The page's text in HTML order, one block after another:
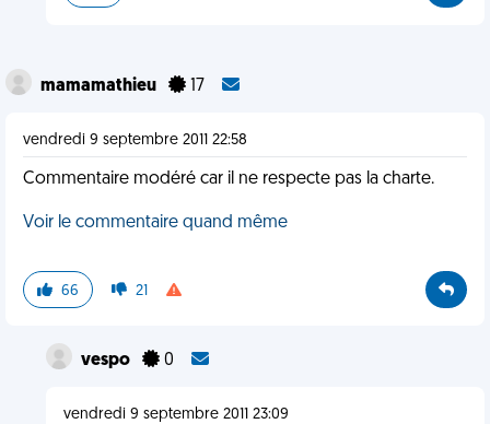
mamamathieu 17
vendredi 9 septembre 2011 22:58
Commentaire modéré car il ne respecte pas la charte.
Voir le commentaire quand même
66 21
vespo 0
vendredi 9 septembre 2011 23:09